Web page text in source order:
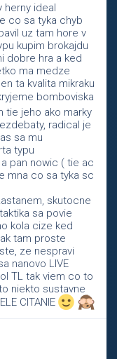
herny ideal
co sa tyka chyb
uz tam hore v
kupim brokajdu
dobre hra a ked
ma medze
ta kvalita mikraku
bomboviska
tie jeho ako marky
radical je
sa mu
typu
pan nowic ( tie ac
mna co sa tyka sc
skutocne
sa povie
kola cize ked
tam proste
ze nespravi
nanovo LIVE
TL tak viem co to
niekto sustavne
CITANIE